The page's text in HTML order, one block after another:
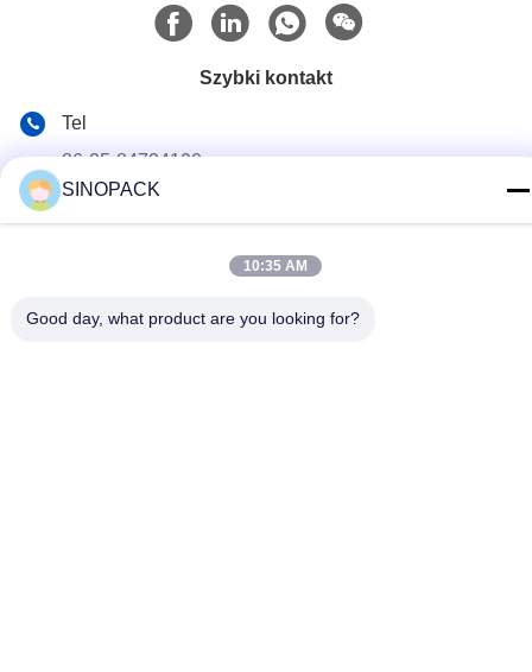
Szybki kontakt
Tel
86-25-84724100
RM.1607 Zhenghong Mansion, nr 38 Hongwu RD, Nanjing
SINOPACK
10:35 AM
Good day, what product are you looking for?